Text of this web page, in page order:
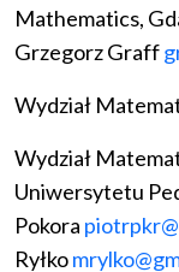
Mathematics,
Grzegorz Graff
Wydział
Wydział
Uniwersytetu
Pokora
Ryłko